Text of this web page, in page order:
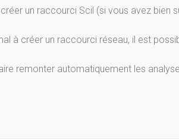
créer un raccourci Scil (si vous avez
à créer un raccourci réseau, il est
remonter automatiquement les